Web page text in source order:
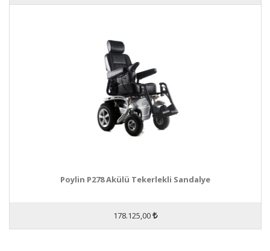
Poylin P278 Akülü Tekerlekli Sandalye
178.125,00